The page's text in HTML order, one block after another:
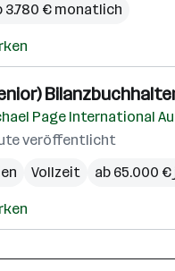
3.780 € monatlich
Page International
veröffentlicht
Vollzeit ab 65.000